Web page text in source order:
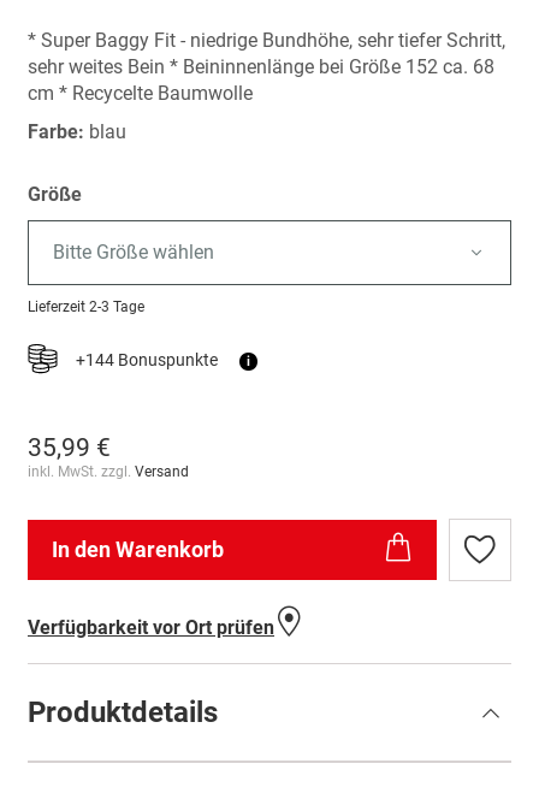
springen
* Super Baggy Fit - niedrige Bundhöhe, sehr tiefer Schritt,
sehr weites Bein * Beininnenlänge bei Größe 152 ca. 68
cm * Recycelte Baumwolle
Farbe: blau
Größe
Bitte Größe wählen
Lieferzeit 2-3 Tage
+144 Bonuspunkte i
35,99 €
inkl. MwSt. zzgl. Versand
In den Warenkorb
Zur
Verfügbarkeit vor Ort prüfen
Produktdetails